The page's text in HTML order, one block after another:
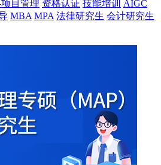
项目管理 资格认证 技能培训 AIGC
MBA MPA 法律研究生 会计研究生